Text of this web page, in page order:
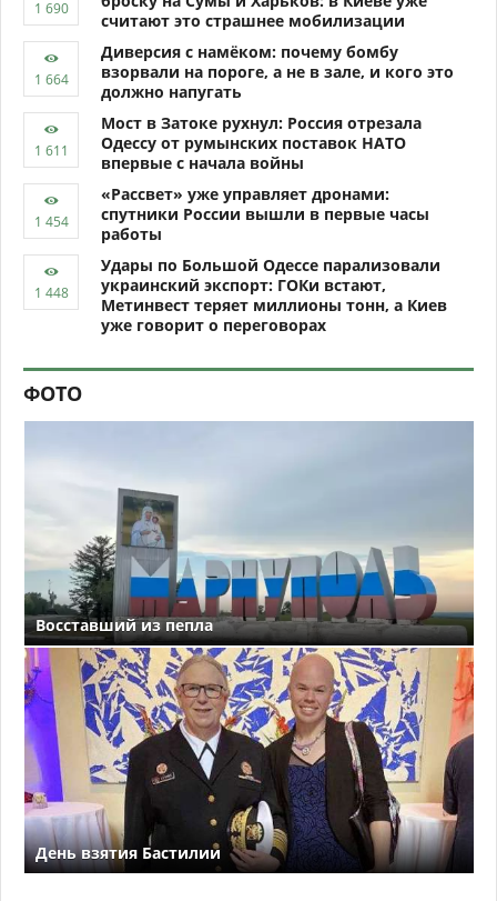
считают это страшнее мобилизации
Диверсия с намёком: почему бомбу
взорвали на пороге, а не в зале, и кого это
должно напугать
Мост в Затоке рухнул: Россия отрезала
Одессу от румынских поставок НАТО
впервые с начала войны
«Рассвет» уже управляет дронами:
спутники России вышли в первые часы
работы
Удары по Большой Одессе парализовали
украинский экспорт: ГОКи встают,
Метинвест теряет миллионы тонн, а Киев
уже говорит о переговорах
ФОТО
Восставший из пепла
День взятия Бастилии